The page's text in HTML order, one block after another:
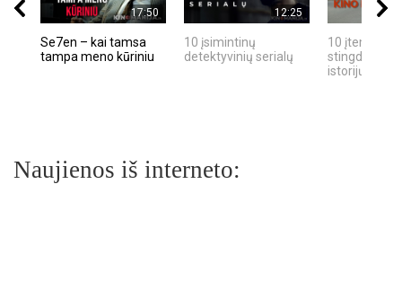
17:50
Se7en – kai tamsa
tampa meno kūriniu
12:25
10 įsimintinų
detektyvinių serialų
10 įtemptų,
stingdančių
istorijų
Naujienos iš interneto: